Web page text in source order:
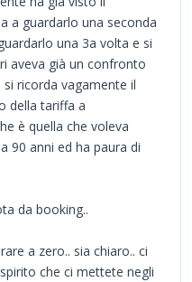
a guardarlo una seconda
una 3a volta e si
aveva già un confronto
ricorda vagamente il
della tariffa a
è quella che voleva
90 anni ed ha paura di
da booking..
a zero.. sia chiaro.. ci
che ci mettete negli